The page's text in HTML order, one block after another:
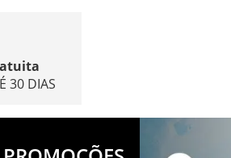
30 DIAS